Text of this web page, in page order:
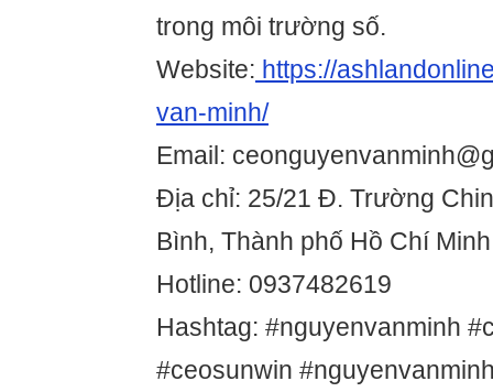
trong môi trường số.
Website: https://
van-minh/
Email:
Địa chỉ: 25/21 Đ. Trường
Bình, Thành phố Hồ Chí
Hotline: 0937482619
Hashtag: #nguyenvanminh
#ceosunwin